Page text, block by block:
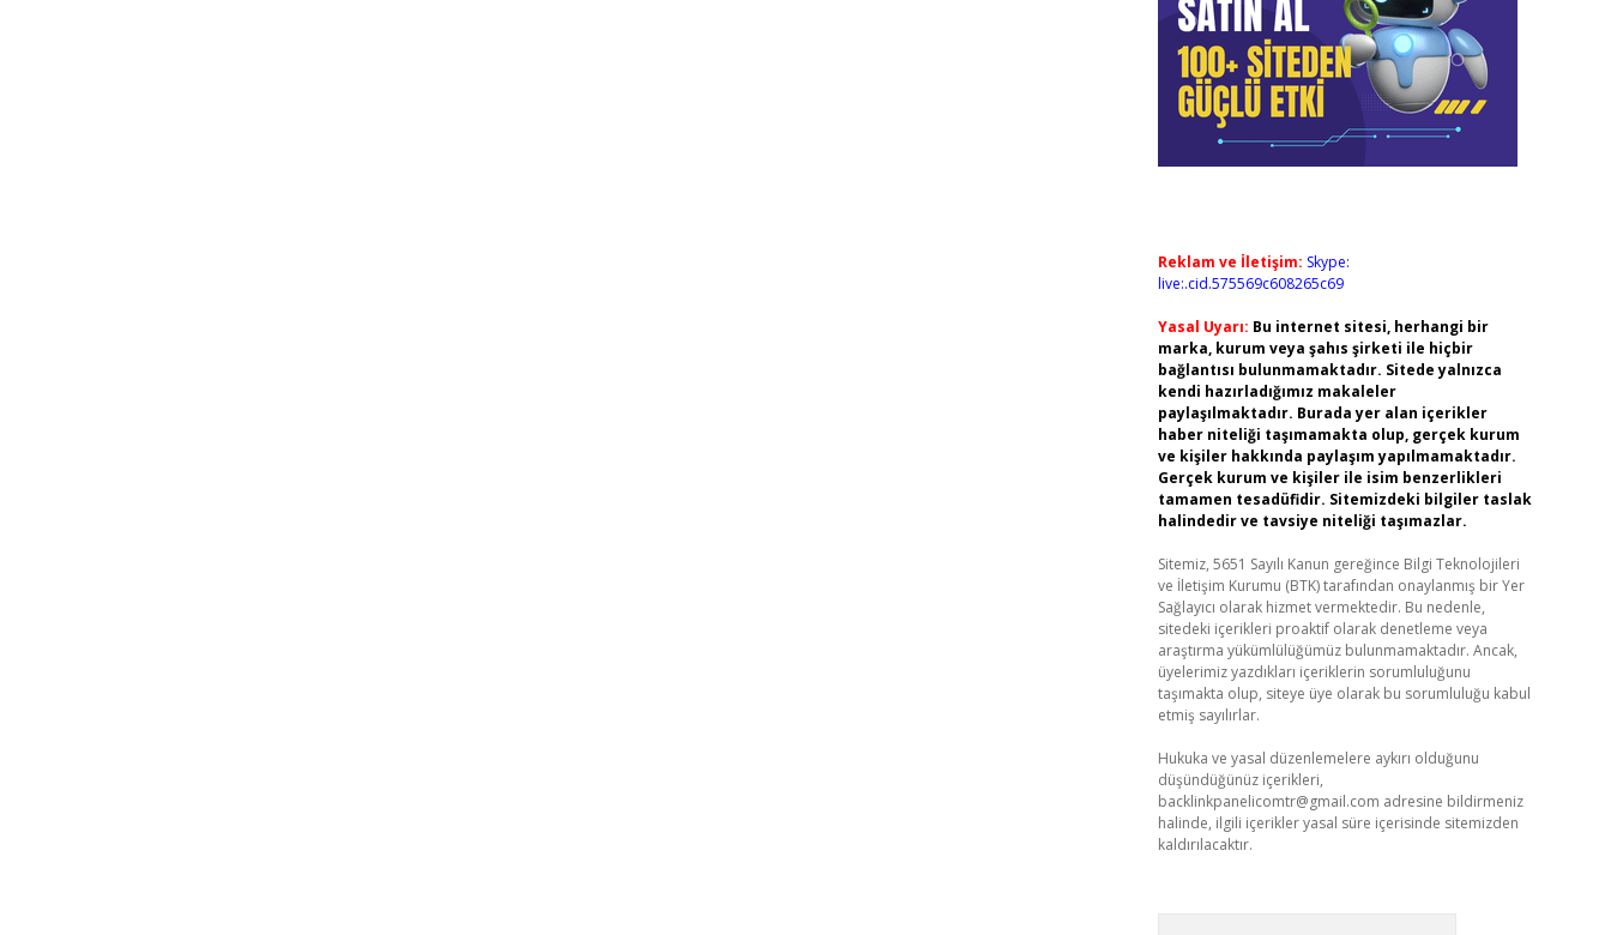
Reklam ve İletişim: Skype:
live:.cid.575569c608265c69
Yasal Uyarı: Bu internet sitesi, herhangi bir
marka, kurum veya şahıs şirketi ile hiçbir
bağlantısı bulunmamaktadır. Sitede yalnızca
kendi hazırladığımız makaleler
paylaşılmaktadır. Burada yer alan içerikler
haber niteliği taşımamakta olup, gerçek kurum
ve kişiler hakkında paylaşım yapılmamaktadır.
Gerçek kurum ve kişiler ile isim benzerlikleri
tamamen tesadüfidir. Sitemizdeki bilgiler taslak
halindedir ve tavsiye niteliği taşımazlar.
Sitemiz, 5651 Sayılı Kanun gereğince Bilgi Teknolojileri
ve İletişim Kurumu (BTK) tarafından onaylanmış bir Yer
Sağlayıcı olarak hizmet vermektedir. Bu nedenle,
sitedeki içerikleri proaktif olarak denetleme veya
araştırma yükümlülüğümüz bulunmamaktadır. Ancak,
üyelerimiz yazdıkları içeriklerin sorumluluğunu
taşımakta olup, siteye üye olarak bu sorumluluğu kabul
etmiş sayılırlar.
Hukuka ve yasal düzenlemelere aykırı olduğunu
düşündüğünüz içerikleri,
backlinkpanelicomtr@gmail.com adresine bildirmeniz
halinde, ilgili içerikler yasal süre içerisinde sitemizden
kaldırılacaktır.